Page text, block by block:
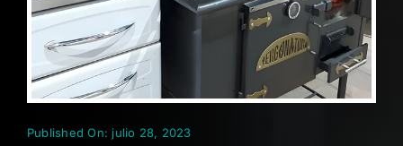
Published On: julio 28, 2023